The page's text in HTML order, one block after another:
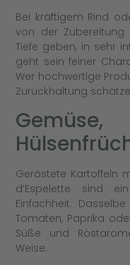
Bei kräftigem Rind
von der
Tiefe geben, in sehr
geht sein feiner
Wer hochwertige
Zurückhaltung
Geröstete Kartoffeln
d’Espelette sind
Einfachheit.
Tomaten, Paprika
Süße und
Weise.